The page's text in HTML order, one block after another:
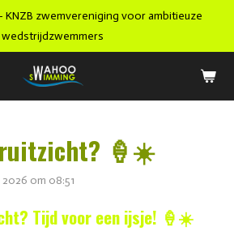
KNZB zwemvereniging voor ambitieuze
wedstrijdzwemmers
🍦☀️
om 08:51
Tijd voor een ijsje! 🍦☀️